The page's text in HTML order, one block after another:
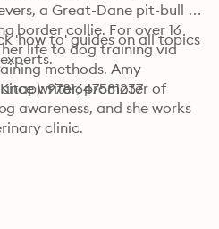
a Great-Dane pit-bull
border collie. For over 16
life to dog training via
methods. Amy
writer, promoter of
awareness, and she works
clinic.
'how to' guides on all topics
9781647581237